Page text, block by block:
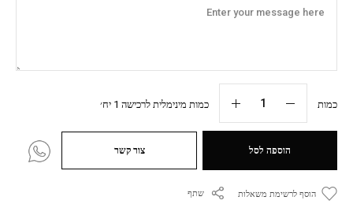
כמות כמות מינימלית לרכישה 1 יח׳
הוספה לסל צור קשר
הוסף לרשימת משאלות שתף